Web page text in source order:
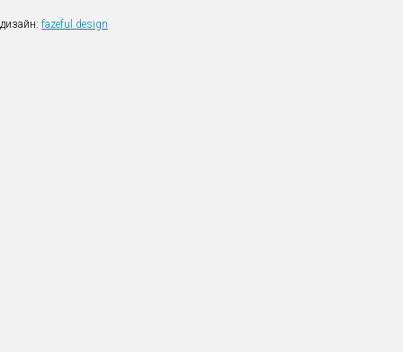
дизайн: fazeful design